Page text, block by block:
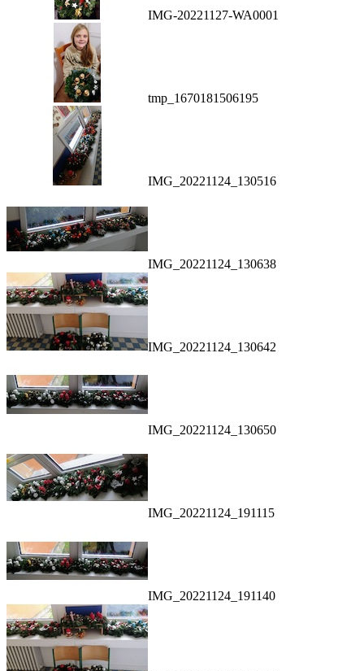
IMG-20221127-WA0001
tmp_1670181506195
IMG_20221124_130516
IMG_20221124_130638
IMG_20221124_130642
IMG_20221124_130650
IMG_20221124_191115
IMG_20221124_191140